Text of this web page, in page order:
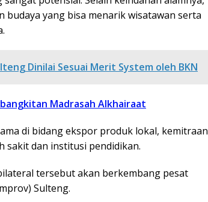
budaya yang bisa menarik wisatawan serta
Dinilai Sesuai Merit System oleh BKN
Madrasah Alkhairaat
di bidang ekspor produk lokal, kemitraan
sakit dan institusi pendidikan.
tersebut akan berkembang pesat
Sulteng.